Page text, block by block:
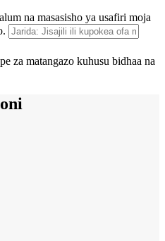
na masasisho ya usafiri moja
za matangazo kuhusu bidhaa na